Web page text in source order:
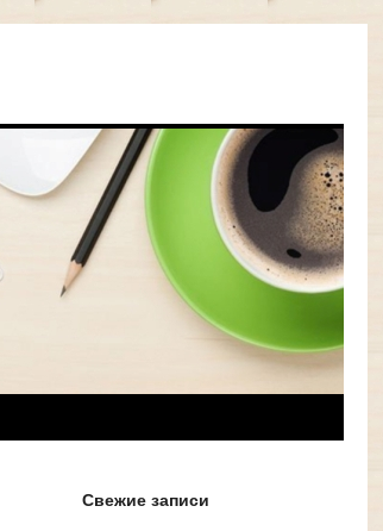
Свежие записи